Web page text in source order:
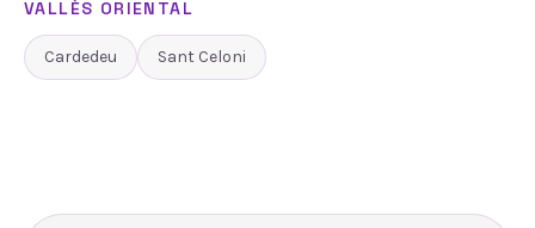
VALLÈS ORIENTAL
Cardedeu Sant Celoni